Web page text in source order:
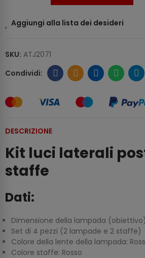
Aggiungi alla lista dei desideri
SKU: ATJ2071
DESCRIZIONE
Kit luci laterali
staffe
Dati:
Dimensione della lampada
Set di 4 pezzi (2 lampade e 2 staffe)
Colore della lente della lampada:
Colore staffe: Rosso